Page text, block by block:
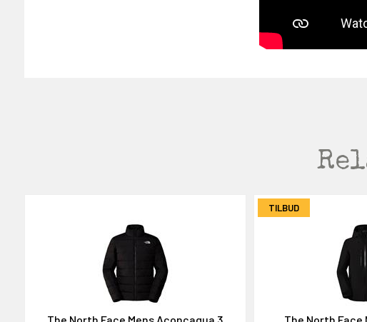
TILBUD